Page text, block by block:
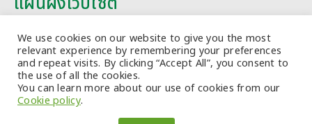
บทความ
We use cookies on our website to give you the most
relevant experience by remembering your preferences
and repeat visits. By clicking “Accept All”, you consent to
the use of all the cookies.
You can learn more about our use of cookies from our
Cookie policy.